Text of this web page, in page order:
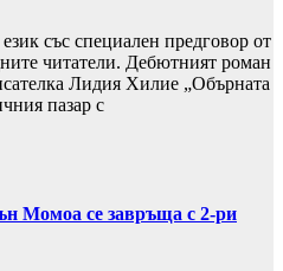
със специален предговор от
читатели. Дебютният роман
Лидия Хилие „Обърната
пазар с
Момоа се завръща с 2-ри